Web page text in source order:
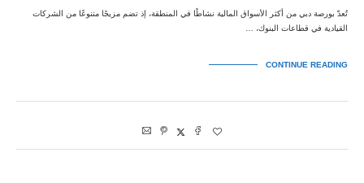
تُعدّ بورصة دبي من أكثر الأسواق المالية نشاطًا في المنطقة، إذ تضم مزيجًا متنوعًا من الشركات
القيادية في قطاعات البنوك، …
CONTINUE READING